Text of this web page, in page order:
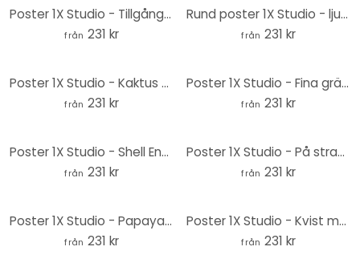
Poster 1X Studio - Tillgång till stranden vid sanddynerna - Rund
från 231 kr
Rund poster 1X Studio - ljusspel i svartvitt
från 231 kr
Poster 1X Studio - Kaktus - Rund
från 231 kr
Poster 1X Studio - Fina gräs - Rund
från 231 kr
Poster 1X Studio - Shell Ensemble - Rund
från 231 kr
Poster 1X Studio - På stranden - Rund
från 231 kr
Poster 1X Studio - Papaya - Rund
från 231 kr
Poster 1X Studio - Kvist med fina blommor - Rund
från 231 kr